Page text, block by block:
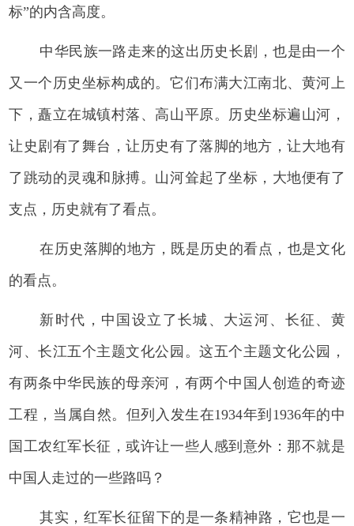
标”的内含高度。
中华民族一路走来的这出历史长剧，也是由一个
又一个历史坐标构成的。它们布满大江南北、黄河上
下，矗立在城镇村落、高山平原。历史坐标遍山河，
让史剧有了舞台，让历史有了落脚的地方，让大地有
了跳动的灵魂和脉搏。山河耸起了坐标，大地便有了
支点，历史就有了看点。
在历史落脚的地方，既是历史的看点，也是文化
的看点。
新时代，中国设立了长城、大运河、长征、黄
河、长江五个主题文化公园。这五个主题文化公园，
有两条中华民族的母亲河，有两个中国人创造的奇迹
工程，当属自然。但列入发生在1934年到1936年的中
国工农红军长征，或许让一些人感到意外：那不就是
中国人走过的一些路吗？
其实，红军长征留下的是一条精神路，它也是一